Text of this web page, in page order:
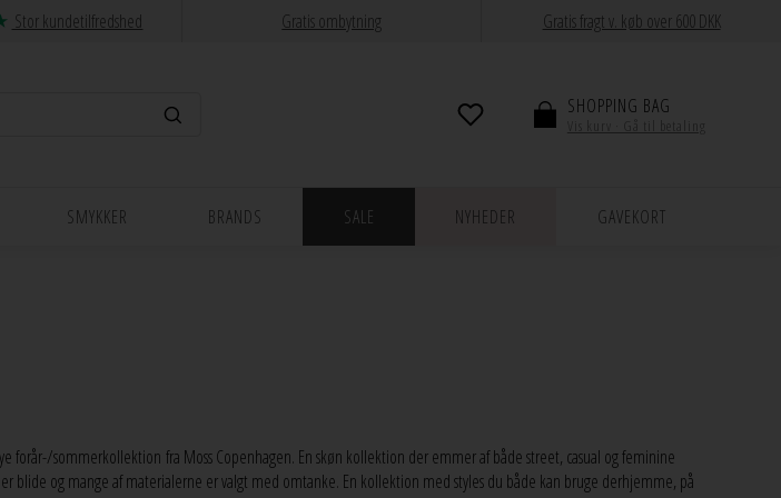
Stor kundetilfredshed Gratis ombytning Gratis fragt v. køb over 600 DKK
SHOPPING BAG
SMYKKER BRANDS SALE NYHEDER GAVEKORT
sommerkollektion fra Moss Copenhagen. En skøn kollektion der emmer af både street, casual og feminine
blide og mange af materialerne er valgt med omtanke. En kollektion med styles du både kan bruge derhjemme, på